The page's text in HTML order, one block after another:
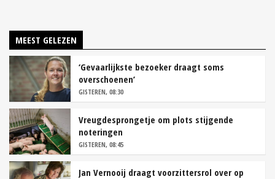
MEEST GELEZEN
‘Gevaarlijkste bezoeker draagt soms
overschoenen’
GISTEREN, 08:30
Vreugdesprongetje om plots stijgende
noteringen
GISTEREN, 08:45
Jan Vernooij draagt voorzittersrol over op